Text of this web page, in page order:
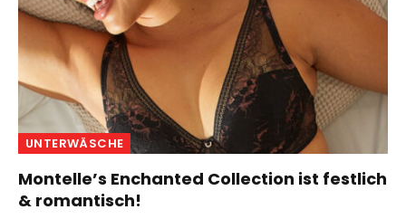
UNTERWÄSCHE
Montelle’s Enchanted Collection ist festlich
& romantisch!